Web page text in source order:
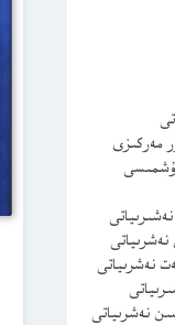
مەركىزى
نەشرىياتى
نەشرىياتى
نەشرىياتى